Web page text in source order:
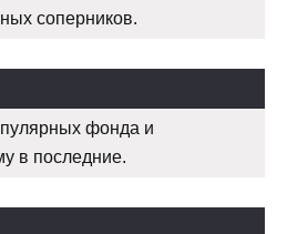
соперников.
фонда и
в последние.